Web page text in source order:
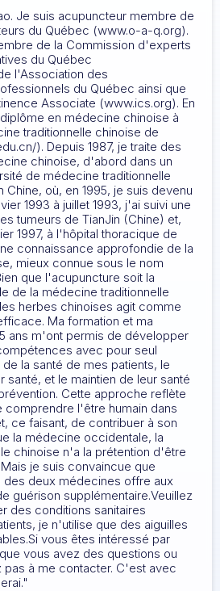
Je suis acupuncteur membre de
du Québec (www.o-a-q.org).
de la Commission d'experts
du Québec
l'Association des
du Québec ainsi que
Associate (www.ics.org). En
en médecine chinoise à
traditionnelle chinoise de
). Depuis 1987, je traite des
chinoise, d'abord dans un
de médecine traditionnelle
Chine, où, en 1995, je suis devenu
1993 à juillet 1993, j'ai suivi une
tumeurs de TianJin (Chine) et,
1997, à l'hôpital thoracique de
connaissance approfondie de la
mieux connue sous le nom
que l'acupuncture soit la
de la médecine traditionnelle
herbes chinoises agit comme
Ma formation et ma
ans m'ont permis de développer
avec pour seul
la santé de mes patients, le
santé, et le maintien de leur santé
Cette approche reflète
l'être humain dans
ce faisant, de contribuer à son
la médecine occidentale, la
chinoise n'a la prétention d'être
je suis convaincue que
des deux médecines offre aux
guérison supplémentaire.Veuillez
des conditions sanitaires
je n'utilise que des aiguilles
vous êtes intéressé par
vous avez des questions ou
à me contacter. C'est avec